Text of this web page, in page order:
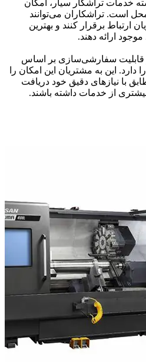
خدمات تراشکار سیار، امکان
است. تراشکاران می‌توانند
ارتباط برقرار کنند و بهترین
ارائه دهند.
قابلیت سفارشی‌سازی بر اساس
این به مشتریان این امکان را
با نیازهای دقیق خود دریافت
از خدمات داشته باشند.